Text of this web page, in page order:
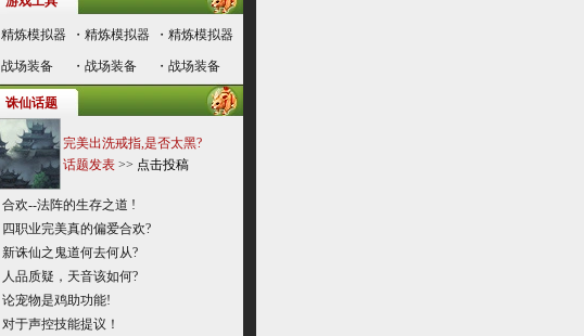
精炼模拟器 ・ 精炼模拟器 ・ 精炼模拟器
战场装备 ・ 战场装备 ・ 战场装备
诛仙话题
完美出洗戒指,是否太黑?
话题发表 >> 点击投稿
合欢--法阵的生存之道 !
四职业完美真的偏爱合欢?
新诛仙之鬼道何去何从?
人品质疑，天音该如何?
论宠物是鸡助功能!
对于声控技能提议！